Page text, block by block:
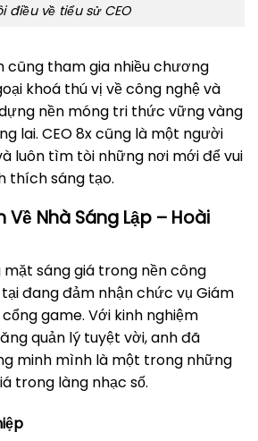
điều về tiểu sử CEO
cũng tham gia nhiều chương
khoá thú vị về công nghệ và
nền móng tri thức vững vàng
lai. CEO 8x cũng là một người
luôn tìm tòi những nơi mới để vui
thích sáng tạo.
Về Nhà Sáng Lập – Hoài
mặt sáng giá trong nền công
đang đảm nhận chức vụ Giám
game. Với kinh nghiệm
quản lý tuyệt vời, anh đã
minh mình là một trong những
trong làng nhạc số.